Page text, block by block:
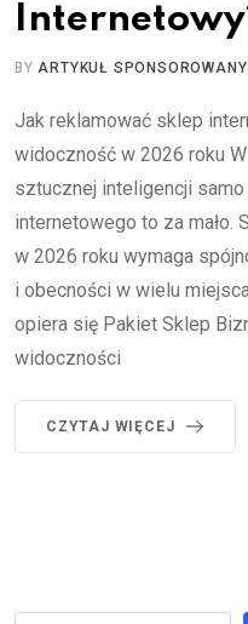
BYARTYKUŁ SPONSOROWANY
Jak reklamować sklep
widoczność w 2026 roku
sztucznej inteligencji
internetowego to za mało.
w 2026 roku wymaga
i obecności w wielu
opiera się Pakiet Sklep
widoczności
CZYTAJ WIĘCEJ